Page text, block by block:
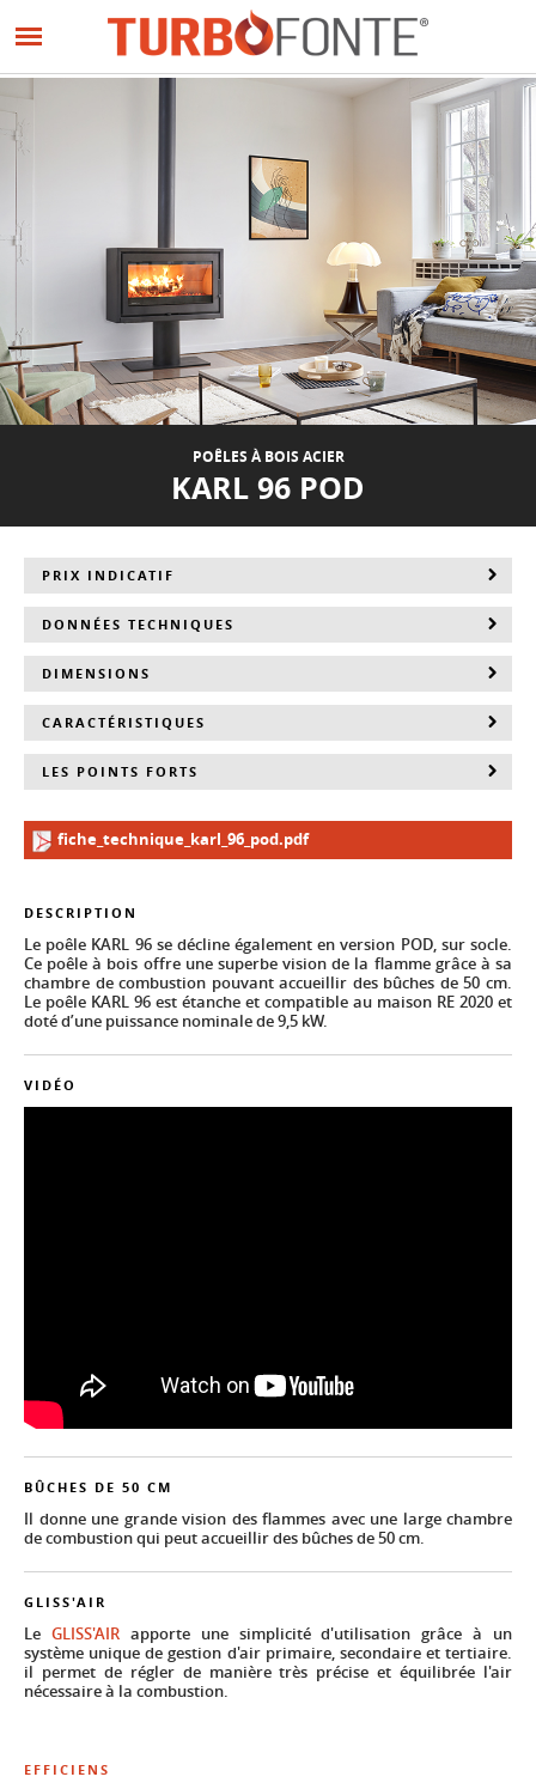
au
POÊLES À BOIS ACIER
KARL 96 POD
DESCRIPTION
Le poêle KARL 96 se décline également en version POD, sur socle.
Ce poêle à bois offre une superbe vision de la flamme grâce à sa
chambre de combustion pouvant accueillir des bûches de 50 cm.
Le poêle KARL 96 est étanche et compatible au maison RE 2020 et
doté d’une puissance nominale de 9,5 kW.
VIDÉO
BÛCHES DE 50 CM
Il donne une grande vision des flammes avec une large chambre
de combustion qui peut accueillir des bûches de 50 cm.
GLISS'AIR
Le GLISS'AIRapporte une simplicité d'utilisation grâce à un
système unique de gestion d'air primaire, secondaire et tertiaire.
il permet de régler de manière très précise et équilibrée l'air
nécessaire à la combustion.
EFFICIENS
PRIX INDICATIF
DONNÉES TECHNIQUES
DIMENSIONS
CARACTÉRISTIQUES
LES POINTS FORTS
fiche_technique_karl_96_pod.pdf
Panneau de gestion des cookies